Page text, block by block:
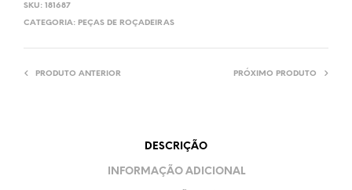
SKU: 181687
CATEGORIA: PEÇAS DE ROÇADEIRAS
PRODUTO ANTERIOR PRÓXIMO PRODUTO
DESCRIÇÃO
INFORMAÇÃO ADICIONAL